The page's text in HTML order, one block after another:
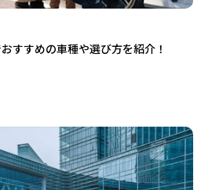
すすめの車種や選び方を紹介！